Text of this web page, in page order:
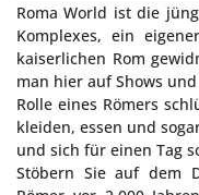
Roma World ist die
Komplexes, ein
kaiserlichen Rom
man hier auf Shows
Rolle eines Römers
kleiden, essen und
und sich für einen Tag
Stöbern Sie auf dem